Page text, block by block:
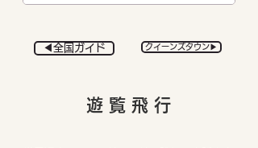
◀︎全国ガイド クイーンズタウン▶︎
遊 覧 飛 行